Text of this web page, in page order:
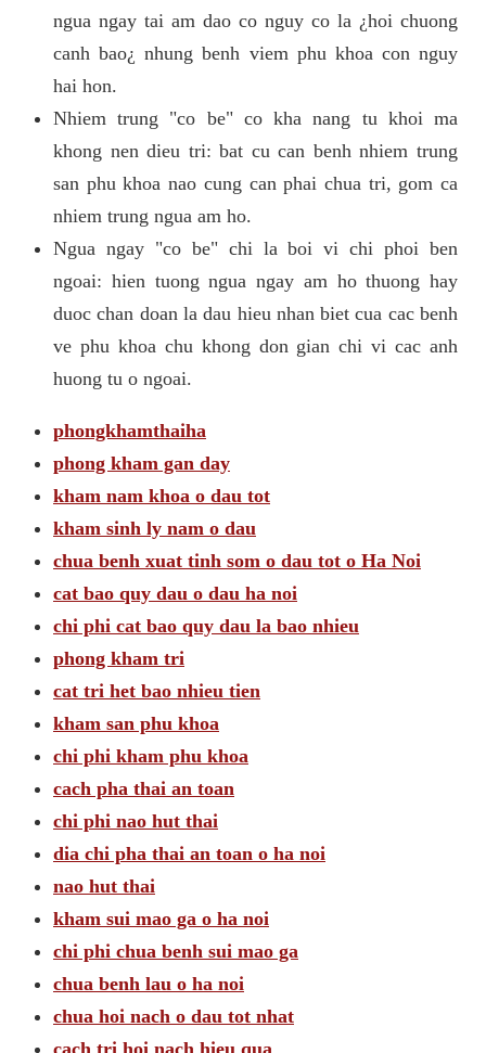
ngua ngay tai am dao co nguy co la ¿hoi chuong
canh bao¿ nhung benh viem phu khoa con nguy
hai hon.
Nhiem trung "co be" co kha nang tu khoi ma
khong nen dieu tri: bat cu can benh nhiem trung
san phu khoa nao cung can phai chua tri, gom ca
nhiem trung ngua am ho.
Ngua ngay "co be" chi la boi vi chi phoi ben
ngoai: hien tuong ngua ngay am ho thuong hay
duoc chan doan la dau hieu nhan biet cua cac benh
ve phu khoa chu khong don gian chi vi cac anh
huong tu o ngoai.
phongkhamthaiha
phong kham gan day
kham nam khoa o dau tot
kham sinh ly nam o dau
chua benh xuat tinh som o dau tot o Ha Noi
cat bao quy dau o dau ha noi
chi phi cat bao quy dau la bao nhieu
phong kham tri
cat tri het bao nhieu tien
kham san phu khoa
chi phi kham phu khoa
cach pha thai an toan
chi phi nao hut thai
dia chi pha thai an toan o ha noi
nao hut thai
kham sui mao ga o ha noi
chi phi chua benh sui mao ga
chua benh lau o ha noi
chua hoi nach o dau tot nhat
cach tri hoi nach hieu qua